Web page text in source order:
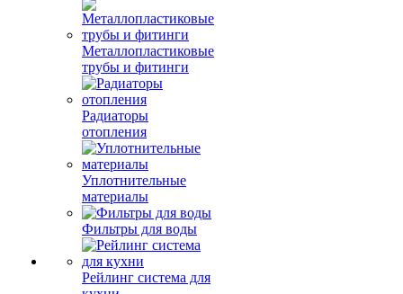
Металлопластиковые
трубы и фитинги
Радиаторы
отопления
Уплотнительные
материалы
Фильтры для воды
Рейлинг система для